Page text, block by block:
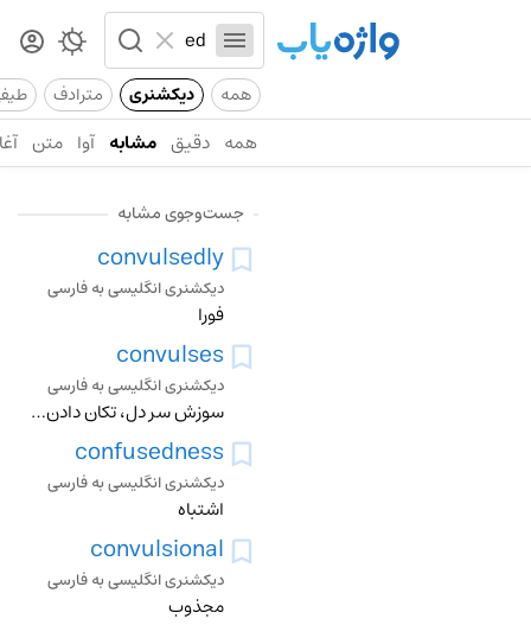
همه دیکشنری مترادف
همه دقیق مشابه آوا متن
جست‌وجوی مشابه
convulsedly
دیکشنری انگلیسی به فارسی
فورا
convulses
دیکشنری انگلیسی به فارسی
سوزش سر دل، تکان دادن، دچار تشنج کردن
confusedness
دیکشنری انگلیسی به فارسی
اشتباه
convulsional
دیکشنری انگلیسی به فارسی
مجذوب